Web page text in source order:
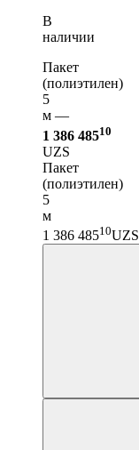
В
наличии
Пакет
(полиэтилен)
5
м —
1 386 48510
UZS
Пакет
(полиэтилен)
5
м
1 386 48510UZS